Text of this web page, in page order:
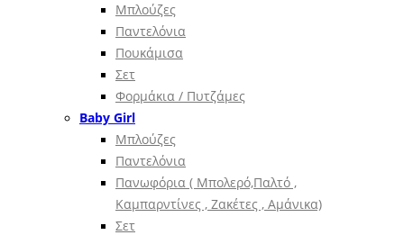
Μπλούζες
Παντελόνια
Πουκάμισα
Σετ
Φορμάκια / Πυτζάμες
Baby Girl
Μπλούζες
Παντελόνια
Πανωφόρια ( Μπολερό,Παλτό ,
Καμπαρντίνες , Ζακέτες , Αμάνικα)
Σετ